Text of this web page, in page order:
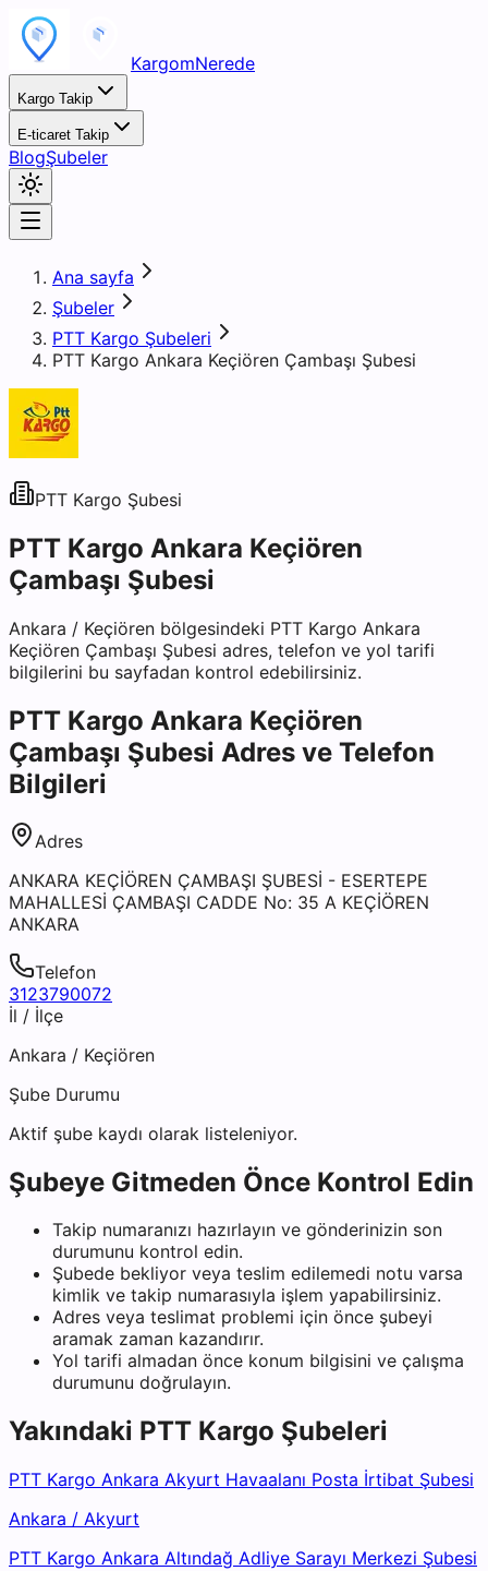
KargomNerede
Kargo Takip
E-ticaret Takip
BlogŞubeler
Ana sayfa
Şubeler
PTT Kargo Şubeleri
PTT Kargo Ankara Keçiören Çambaşı Şubesi
PTT Kargo Şubesi
PTT Kargo Ankara Keçiören
Çambaşı Şubesi
Ankara / Keçiören bölgesindeki PTT Kargo Ankara
Keçiören Çambaşı Şubesi adres, telefon ve yol tarifi
bilgilerini bu sayfadan kontrol edebilirsiniz.
PTT Kargo Ankara Keçiören
Çambaşı Şubesi Adres ve Telefon
Bilgileri
Adres
ANKARA KEÇİÖREN ÇAMBAŞI ŞUBESİ - ESERTEPE
MAHALLESİ ÇAMBAŞI CADDE No: 35 A KEÇİÖREN
ANKARA
Telefon
3123790072
İl / İlçe
Ankara / Keçiören
Şube Durumu
Aktif şube kaydı olarak listeleniyor.
Şubeye Gitmeden Önce Kontrol Edin
Takip numaranızı hazırlayın ve gönderinizin son
durumunu kontrol edin.
Şubede bekliyor veya teslim edilemedi notu varsa
kimlik ve takip numarasıyla işlem yapabilirsiniz.
Adres veya teslimat problemi için önce şubeyi
aramak zaman kazandırır.
Yol tarifi almadan önce konum bilgisini ve çalışma
durumunu doğrulayın.
Yakındaki PTT Kargo Şubeleri
PTT Kargo Ankara Akyurt Havaalanı Posta İrtibat Şubesi
Ankara / Akyurt
PTT Kargo Ankara Altındağ Adliye Sarayı Merkezi Şubesi